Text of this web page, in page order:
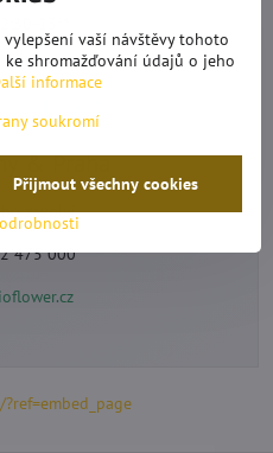
MEDU
& Praha
zavolej
475 000
vaší návštěvy tohoto
shromažďování údajů o jeho
informace
soukromí
Přijmout všechny cookies